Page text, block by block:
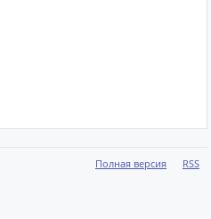
Полная версия RSS